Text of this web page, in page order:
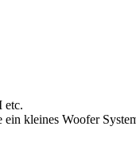
etc.
kleines Woofer